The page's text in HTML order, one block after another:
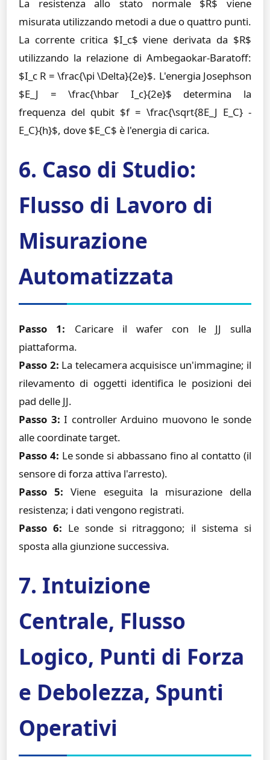
La resistenza allo stato normale $R$ viene
misurata utilizzando metodi a due o quattro punti.
La corrente critica $I_c$ viene derivata da $R$
utilizzando la relazione di Ambegaokar-Baratoff:
$I_c R = \frac{\pi \Delta}{2e}$. L'energia Josephson
$E_J = \frac{\hbar I_c}{2e}$ determina la
frequenza del qubit $f = \frac{\sqrt{8E_J E_C} -
E_C}{h}$, dove $E_C$ è l'energia di carica.
6. Caso di Studio:
Flusso di Lavoro di
Misurazione
Automatizzata
Passo 1: Caricare il wafer con le JJ sulla
piattaforma.
Passo 2: La telecamera acquisisce un'immagine; il
rilevamento di oggetti identifica le posizioni dei
pad delle JJ.
Passo 3: I controller Arduino muovono le sonde
alle coordinate target.
Passo 4: Le sonde si abbassano fino al contatto (il
sensore di forza attiva l'arresto).
Passo 5: Viene eseguita la misurazione della
resistenza; i dati vengono registrati.
Passo 6: Le sonde si ritraggono; il sistema si
sposta alla giunzione successiva.
7. Intuizione
Centrale, Flusso
Logico, Punti di Forza
e Debolezza, Spunti
Operativi